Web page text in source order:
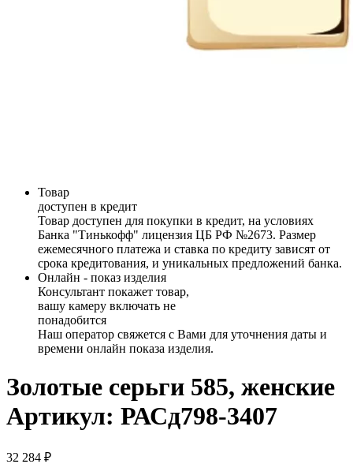
Товар
доступен в кредит
Товар доступен для покупки в кредит, на условиях
Банка "Тинькофф" лицензия ЦБ РФ №2673. Размер
ежемесячного платежа и ставка по кредиту зависят от
срока кредитования, и уникальных предложений банка.
Онлайн - показ изделия
Консультант покажет товар,
вашу камеру включать не
понадобится
Наш оператор свяжется с Вами для уточнения даты и
времени онлайн показа изделия.
Золотые серьги 585, женские
Артикул: РАСд798-3407
32 284 ₽